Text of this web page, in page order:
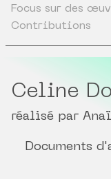
Focus sur des
Contributions
Celine
réalisé par
Documents